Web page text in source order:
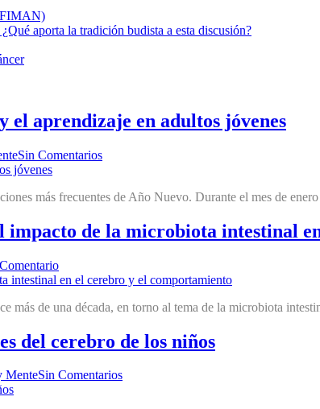
aporta la tradición budista a esta discusión?
aprendizaje en adultos jóvenes
Sin Comentarios
más frecuentes de Año Nuevo. Durante el mes de
de la microbiota intestinal
más de una década, en torno al tema de la microbiota
del cerebro de los niños
MenteSin Comentarios